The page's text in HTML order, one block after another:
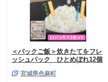
＜パックご飯＞炊きたてをフレ
ッシュパック ひとめぼれ12個
宮城県色麻町